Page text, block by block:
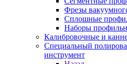
Фрезы
Сплошные
Наборы
Калибровочные и
Специальный
инструмент